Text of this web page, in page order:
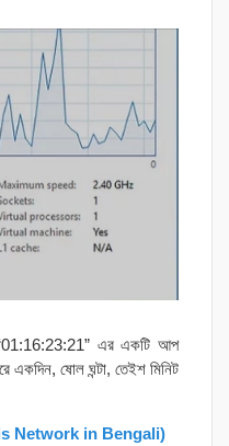
“01:16:23:21” এর একটি আপ
একদিন, ষোল ঘন্টা, তেইশ মিনিট
is Network in Bengali)